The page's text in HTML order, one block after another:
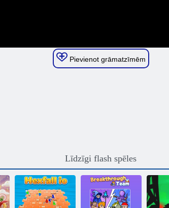
Pievienot grāmatzīmēm
Līdzīgi flash spēles